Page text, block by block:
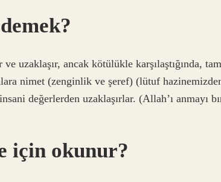
uzaklaşır, ancak kötülükle karşılaştığında,
nimet (zenginlik ve şeref) (lütuf
değerlerden uzaklaşırlar. (Allah’ı anmayı
için okunur?